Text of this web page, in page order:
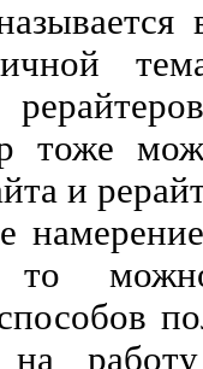
тоже
и
то
на